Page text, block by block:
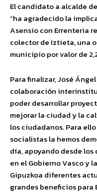
El candidato a alcalde
“ha agradecido la
Asensio con Errenteria
colector de Iztieta, una
municipio por valor de
Para finalizar, José
colaboración
poder desarrollar
mejorar la ciudad y la
los ciudadanos. Para
socialistas la hemos
día, apoyando desde
en el Gobierno Vasco y
Gipuzkoa diferentes
grandes beneficios para